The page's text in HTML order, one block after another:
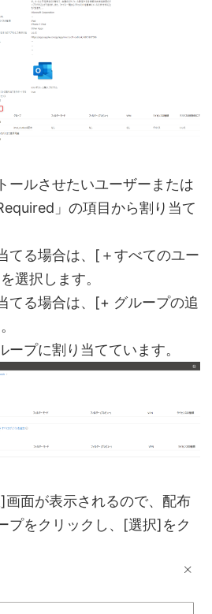
ールさせたいユーザーまたは
」の項目から割り当て
てる場合は、[＋すべてのユー
選択します。
てる場合は、[+ グループの追
ープに割り当てています。
画面が表示されるので、配布
プをクリックし、[選択]をク